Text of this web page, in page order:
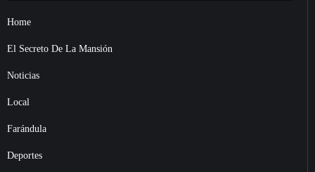
Home
El Secreto De La Mansión
Noticias
Local
Farándula
Deportes